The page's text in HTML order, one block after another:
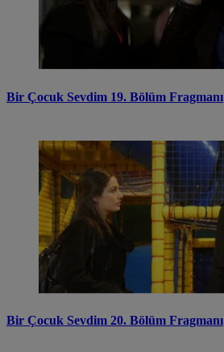
Bir Çocuk Sevdim 19. Bölüm Fragmanı
Bir Çocuk Sevdim 20. Bölüm Fragmanı